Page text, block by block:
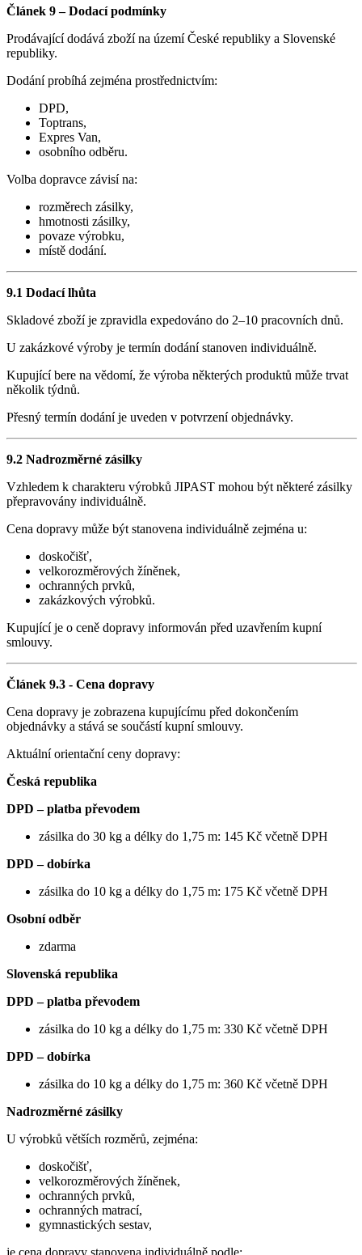
Článek 9 – Dodací podmínky
Prodávající dodává zboží na území České republiky a Slovenské
republiky.
Dodání probíhá zejména prostřednictvím:
DPD,
Toptrans,
Expres Van,
osobního odběru.
Volba dopravce závisí na:
rozměrech zásilky,
hmotnosti zásilky,
povaze výrobku,
místě dodání.
9.1 Dodací lhůta
Skladové zboží je zpravidla expedováno do 2–10 pracovních dnů.
U zakázkové výroby je termín dodání stanoven individuálně.
Kupující bere na vědomí, že výroba některých produktů může trvat
několik týdnů.
Přesný termín dodání je uveden v potvrzení objednávky.
9.2 Nadrozměrné zásilky
Vzhledem k charakteru výrobků JIPAST mohou být některé zásilky
přepravovány individuálně.
Cena dopravy může být stanovena individuálně zejména u:
doskočišť,
velkorozměrových žíněnek,
ochranných prvků,
zakázkových výrobků.
Kupující je o ceně dopravy informován před uzavřením kupní
smlouvy.
Článek 9.3 - Cena dopravy
Cena dopravy je zobrazena kupujícímu před dokončením
objednávky a stává se součástí kupní smlouvy.
Aktuální orientační ceny dopravy:
Česká republika
DPD – platba převodem
zásilka do 30 kg a délky do 1,75 m: 145 Kč včetně DPH
DPD – dobírka
zásilka do 10 kg a délky do 1,75 m: 175 Kč včetně DPH
Osobní odběr
zdarma
Slovenská republika
DPD – platba převodem
zásilka do 10 kg a délky do 1,75 m: 330 Kč včetně DPH
DPD – dobírka
zásilka do 10 kg a délky do 1,75 m: 360 Kč včetně DPH
Nadrozměrné zásilky
U výrobků větších rozměrů, zejména:
doskočišť,
velkorozměrových žíněnek,
ochranných prvků,
ochranných matrací,
gymnastických sestav,
je cena dopravy stanovena individuálně podle: